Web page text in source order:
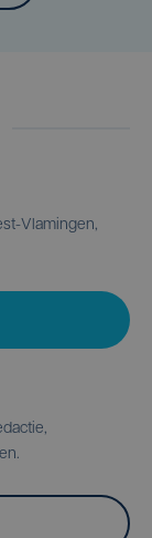
Vlamingen,